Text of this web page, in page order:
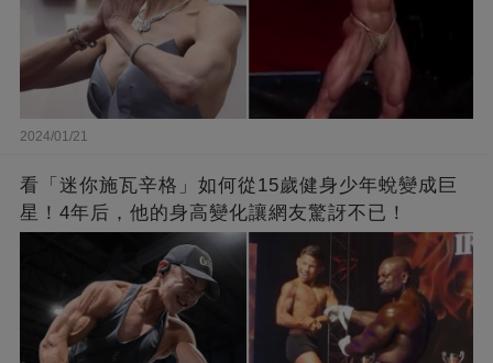
2024/01/21
看「迷你施瓦辛格」如何從15歲健身少年蛻變成巨
星！4年后，他的身高變化讓網友驚訝不已！